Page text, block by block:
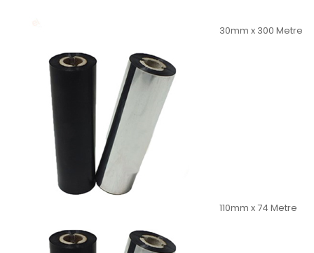
30mm x 300 Metre
110mm x 74 Metre